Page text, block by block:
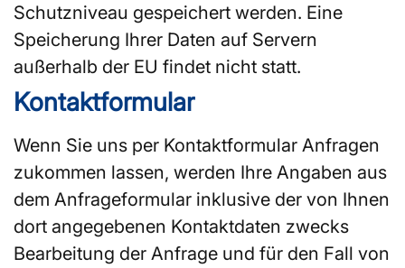
Schutzniveau gespeichert werden. Eine
Speicherung Ihrer Daten auf Servern
außerhalb der EU findet nicht statt.
Kontaktformular
Wenn Sie uns per Kontaktformular Anfragen
zukommen lassen, werden Ihre Angaben aus
dem Anfrageformular inklusive der von Ihnen
dort angegebenen Kontaktdaten zwecks
Bearbeitung der Anfrage und für den Fall von